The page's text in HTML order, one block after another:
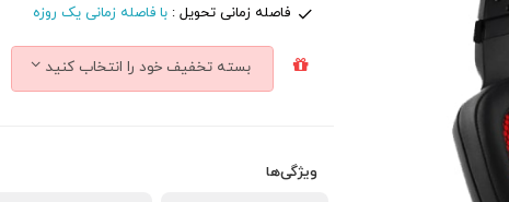
فاصله زمانی تحویل : با فاصله زمانی یک روزه
بسته تخفیف خود را انتخاب کنید
ویژگی‌ها